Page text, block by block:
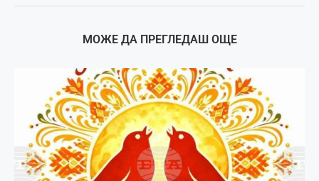
МОЖЕ ДА ПРЕГЛЕДАШ ОЩЕ